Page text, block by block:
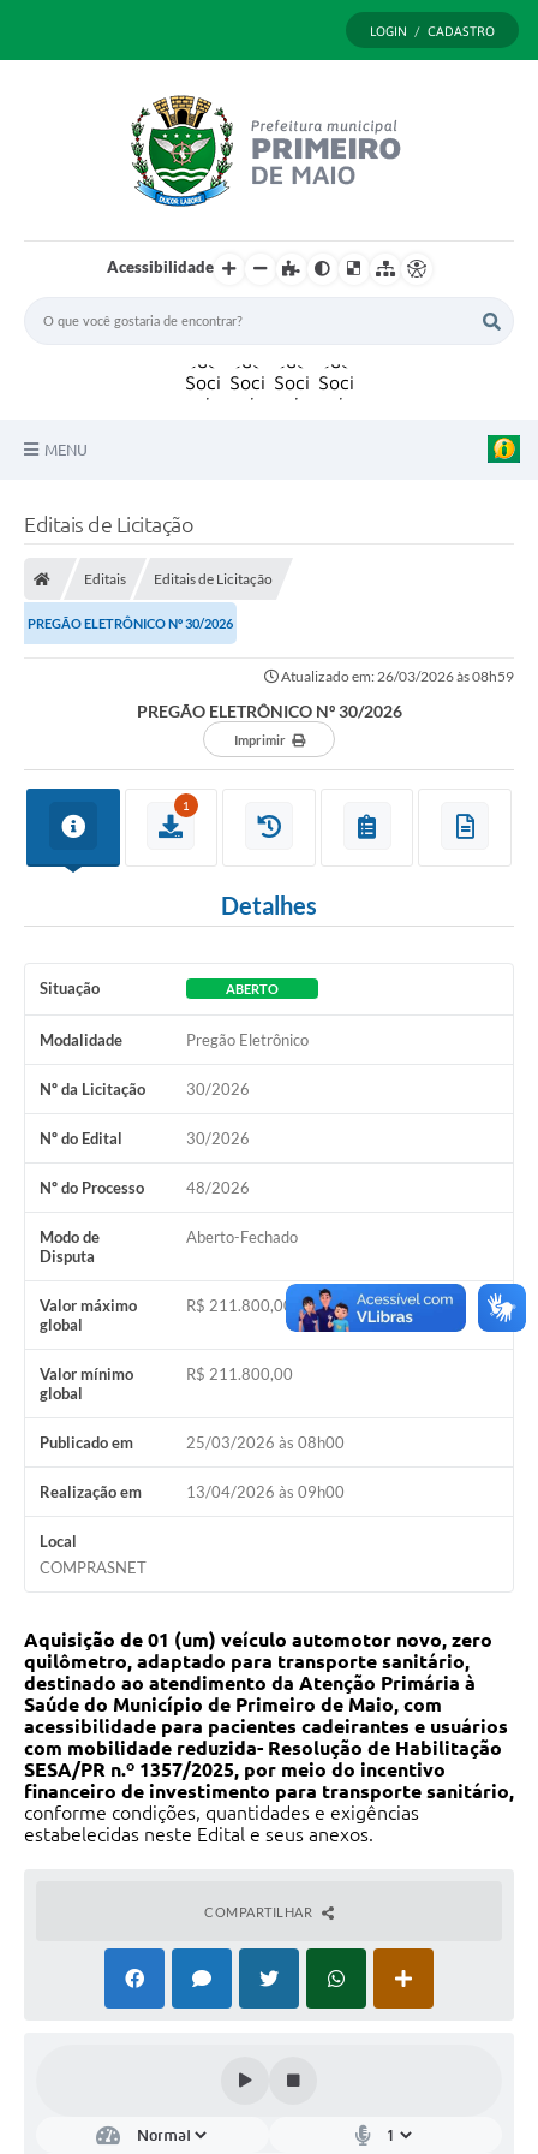
LOGIN / CADASTRO
Acessibilidade
MENU
Secretarias
Imprensa
Plano Diretor
Contratos
Intranet
Emails da Prefeitura
Ouvidoria
Audiências Públicas
Arquivos para Download
Carta de Serviços
Notícias
Turismo
Obras
Projetos
CONVÊNIOS
Contas Públicas
Legislação
Editais
Links
Serviços Online
Telefones Úteis
Editais de Licitação
Editais Editais de Licitação
PREGÃO ELETRÔNICO Nº 30/2026
Atualizado em: 26/03/2026 às 08h59
PREGÃO ELETRÔNICO Nº 30/2026
Imprimir
1
Detalhes
Situação ABERTO
Modalidade Pregão Eletrônico
Nº da Licitação 30/2026
Nº do Edital 30/2026
Nº do Processo 48/2026
Modo de
Disputa
Aberto-Fechado
Valor máximo
global
R$ 211.800,00
Valor mínimo
global
R$ 211.800,00
Publicado em 25/03/2026 às 08h00
Realização em 13/04/2026 às 09h00
Local
COMPRASNET
Aquisição de 01 (um) veículo automotor novo, zero
quilômetro, adaptado para transporte sanitário,
destinado ao atendimento da Atenção Primária à
Saúde do Município de Primeiro de Maio, com
acessibilidade para pacientes cadeirantes e usuários
com mobilidade reduzida- Resolução de Habilitação
SESA/PR n.º 1357/2025, por meio do incentivo
financeiro de investimento para transporte sanitário,
conforme condições, quantidades e exigências
estabelecidas neste Edital e seus anexos.
COMPARTILHAR